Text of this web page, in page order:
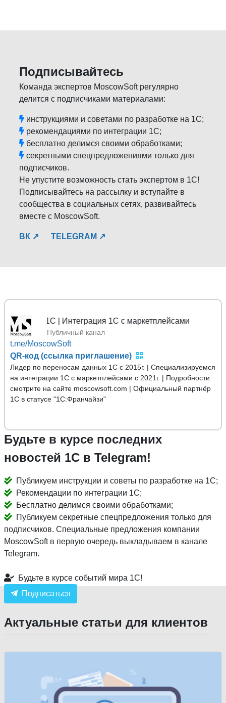
Подписывайтесь
Команда экспертов MoscowSoft регулярно
делится с подписчиками материалами:
инструкциями и советами по разработке на 1С;
рекомендациями по интеграции 1С;
бесплатно делимся своими обработками;
секретными спецпредложениями только для
подписчиков.
Не упустите возможность стать экспертом в 1С!
Подписывайтесь на рассылку и вступайте в
сообщества в социальных сетях, развивайтесь
вместе с MoscowSoft.
ВК ↗ TELEGRAM ↗
1С | Интеграция 1С с маркетплейсами
Публичный канал
t.me/MoscowSoft
QR-код (ссылка приглашение)
Лидер по переносам данных 1С с 2015г. | Специализируемся
на интеграции 1С с маркетплейсами с 2021г. | Подробности
смотрите на сайте moscowsoft.com | Официальный партнёр
1С в статусе "1С:Франчайзи"
Будьте в курсе последних
новостей 1С в Telegram!
Публикуем инструкции и советы по разработке на 1С;
Рекомендации по интеграции 1С;
Бесплатно делимся своими обработками;
Публикуем секретные спецпредложения только для
подписчиков. Специальные предложения компании
MoscowSoft в первую очередь выкладываем в канале
Telegram.
Будьте в курсе событий мира 1С!
Подписаться
Актуальные статьи для клиентов